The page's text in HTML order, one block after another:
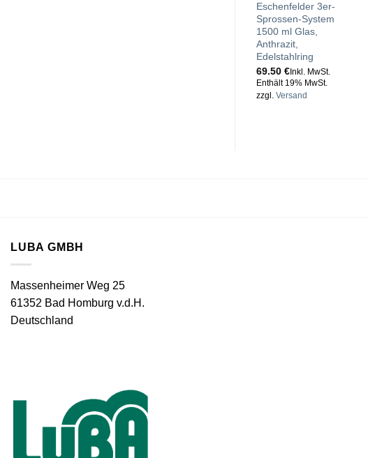
Eschenfelder 3er-
Sprossen-System
1500 ml Glas,
Anthrazit,
Edelstahlring
69.50 €Inkl. MwSt.
Enthält 19% MwSt.
zzgl. Versand
LUBA GMBH
Massenheimer Weg 25
61352 Bad Homburg v.d.H.
Deutschland